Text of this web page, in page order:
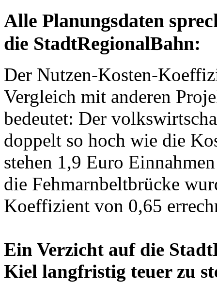
Alle Planungsdaten
die StadtRegionalBahn:
Der Nutzen-Kosten-
Vergleich mit anderen
bedeutet: Der
doppelt so hoch wie die
stehen 1,9 Euro
die Fehmarnbeltbrücke
Koeffizient von 0,65
Ein Verzicht auf die
Kiel langfristig teuer zu